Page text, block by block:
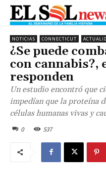
NOTICIAS CONNECTICUT
¿Se puede
con cannabis?,
responden
Un estudio encontró que
impedían que la proteína
células humanas vivas y
0 537